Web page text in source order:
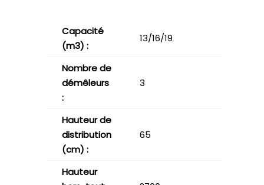
Capacité
(m3) :
13/16/19
Nombre de
démêleurs
:
3
Hauteur de
distribution
(cm) :
65
Hauteur